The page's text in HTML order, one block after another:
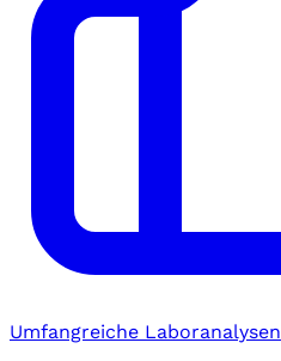
Umfangreiche Laboranalysen